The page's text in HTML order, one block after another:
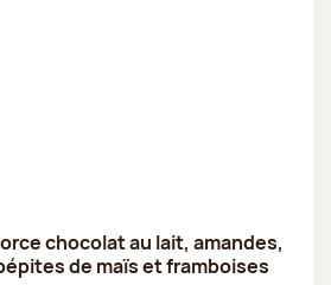
chocolat au lait, amandes,
de maïs et framboises